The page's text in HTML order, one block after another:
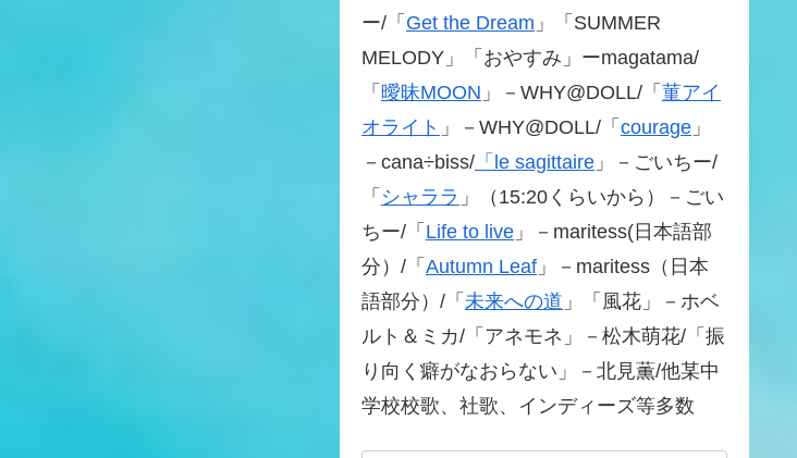
ー/「 Get the Dream 」「SUMMER
MELODY」「おやすみ」ーmagatama/
「 曖昧MOON 」－WHY@DOLL/「 菫アイ
オライト 」－WHY@DOLL/「 courage 」
－cana÷biss/ 「le sagittaire 」－ごいちー/
「 シャララ 」（15:20くらいから）－ごい
ちー/「 Life to live 」－maritess(日本語部
分）/「 Autumn Leaf 」－maritess（日本
語部分）/「 未来への道 」「風花」－ホベ
ルト＆ミカ/「アネモネ」－松木萌花/「振
り向く癖がなおらない」－北見薫/他某中
学校校歌、社歌、インディーズ等多数